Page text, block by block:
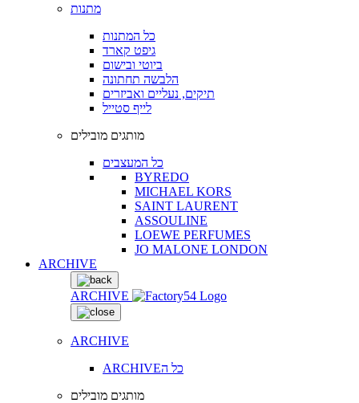
מתנות
כל המתנות
גיפט קארד
ביוטי ובישום
הלבשה תחתונה
תיקים, נעליים ואביזרים
לייף סטייל
מותגים מובילים
כל המעצבים
BYREDO
MICHAEL KORS
SAINT LAURENT
ASSOULINE
LOEWE PERFUMES
JO MALONE LONDON
ARCHIVE
ARCHIVE
ARCHIVE
ARCHIVEכל ה
מותגים מובילים